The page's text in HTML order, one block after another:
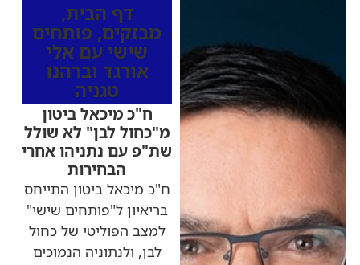
דף הבית,
מבזקים, פותחים
שישי עם אלי
אורגד וברהנו
טגניה
ח"כ מיכאל ביטון
מ"כחול לבן" לא שולל
שת"פ עם נתניהו אחרי
הבחירות
ח"כ מיכאל ביטון התייחס
בריאיון ל"פותחים שישי"
למצב הפוליטי של כחול
לבן, ולנתוניה הנמוכים